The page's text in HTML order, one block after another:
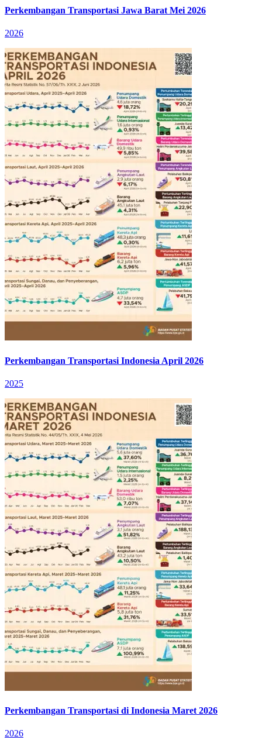
Perkembangan Transportasi Jawa Barat Mei 2026
2026
Perkembangan Transportasi Indonesia April 2026
2025
Perkembangan Transportasi di Indonesia Maret 2026
2026